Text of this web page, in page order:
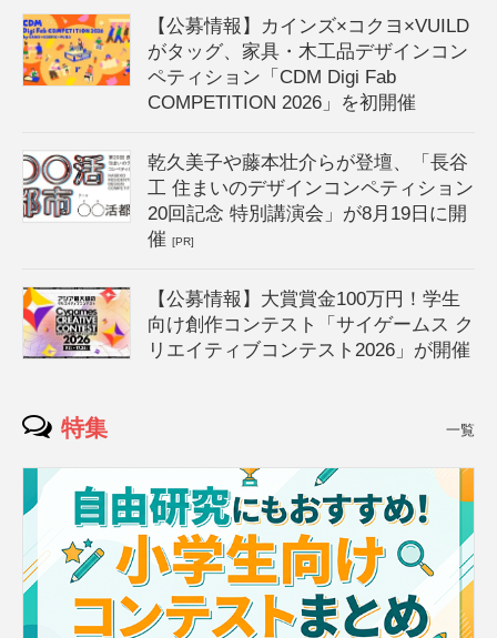
【公募情報】カインズ×コクヨ×VUILD
がタッグ、家具・木工品デザインコン
ペティション「CDM Digi Fab
COMPETITION 2026」を初開催
乾久美子や藤本壮介らが登壇、「長谷
工 住まいのデザインコンペティション
20回記念 特別講演会」が8月19日に開
催[PR]
【公募情報】大賞賞金100万円！学生
向け創作コンテスト「サイゲームス ク
リエイティブコンテスト2026」が開催
特集 一覧